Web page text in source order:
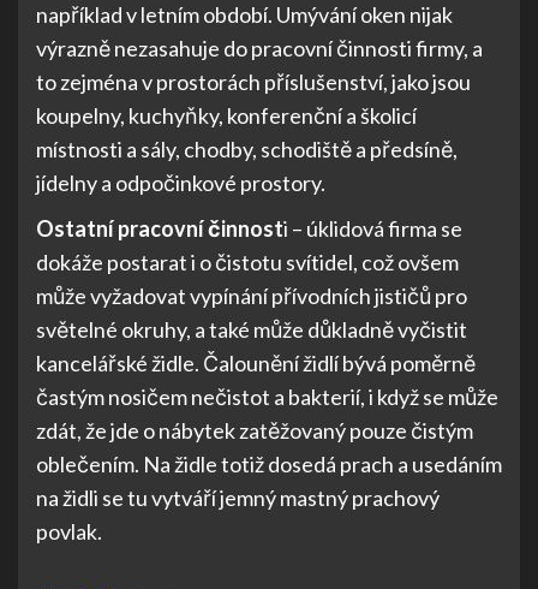
například v letním období. Umývání oken nijak
výrazně nezasahuje do pracovní činnosti firmy, a
to zejména v prostorách příslušenství, jako jsou
koupelny, kuchyňky, konferenční a školicí
místnosti a sály, chodby, schodiště a předsíně,
jídelny a odpočinkové prostory.
Ostatní pracovní činnosti – úklidová firma se
dokáže postarat i o čistotu svítidel, což ovšem
může vyžadovat vypínání přívodních jističů pro
světelné okruhy, a také může důkladně vyčistit
kancelářské židle. Čalounění židlí bývá poměrně
častým nosičem nečistot a bakterií, i když se může
zdát, že jde o nábytek zatěžovaný pouze čistým
oblečením. Na židle totiž dosedá prach a usedáním
na židli se tu vytváří jemný mastný prachový
povlak.